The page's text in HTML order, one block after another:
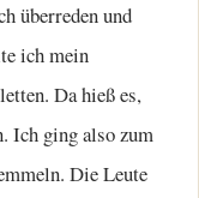
überreden und
ich mein
Da hieß es,
Ich ging also zum
Die Leute